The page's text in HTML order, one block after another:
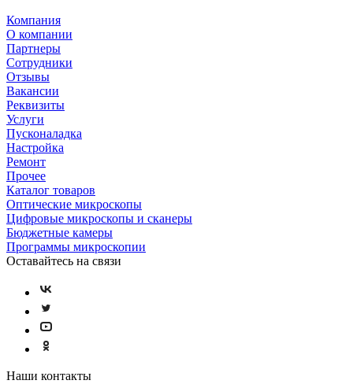
Компания
О компании
Партнеры
Сотрудники
Отзывы
Вакансии
Реквизиты
Услуги
Пусконаладка
Настройка
Ремонт
Прочее
Каталог товаров
Оптические микроскопы
Цифровые микроскопы и сканеры
Бюджетные камеры
Программы микроскопии
Оставайтесь на связи
Наши контакты